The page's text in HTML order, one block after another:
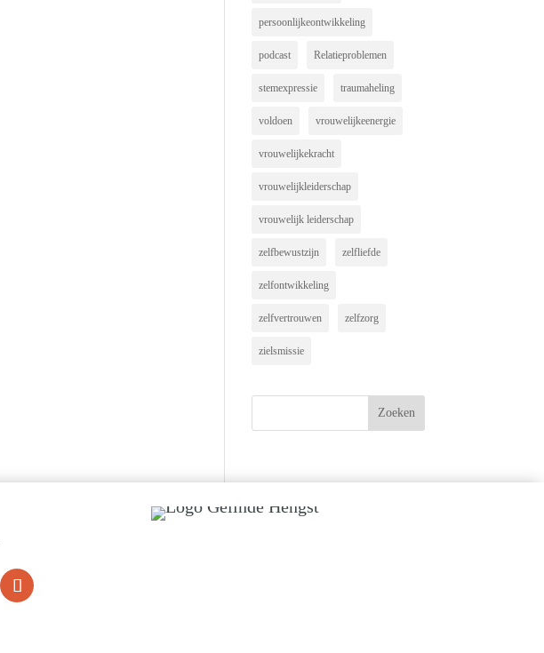
persoonlijkeontwikkeling
podcast Relatieproblemen
stemexpressie traumaheling
voldoen vrouwelijkeenergie
vrouwelijkekracht
vrouwelijkleiderschap
vrouwelijk leiderschap
zelfbewustzijn zelfliefde
zelfontwikkeling
zelfvertrouwen zelfzorg
zielsmissie